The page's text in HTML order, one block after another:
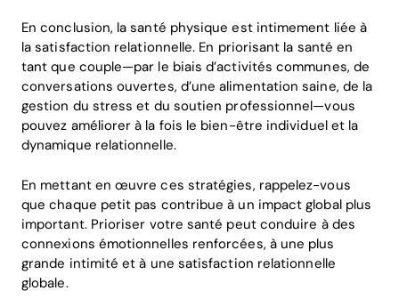
En conclusion, la santé physique est intimement liée à
la satisfaction relationnelle. En priorisant la santé en
tant que couple—par le biais d’activités communes, de
conversations ouvertes, d’une alimentation saine, de la
gestion du stress et du soutien professionnel—vous
pouvez améliorer à la fois le bien-être individuel et la
dynamique relationnelle.
En mettant en œuvre ces stratégies, rappelez-vous
que chaque petit pas contribue à un impact global plus
important. Prioriser votre santé peut conduire à des
connexions émotionnelles renforcées, à une plus
grande intimité et à une satisfaction relationnelle
globale.